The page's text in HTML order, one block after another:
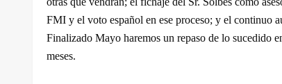
FMI y el voto español en ese proceso; y el continuo
Finalizado Mayo haremos un repaso de lo sucedido
meses.